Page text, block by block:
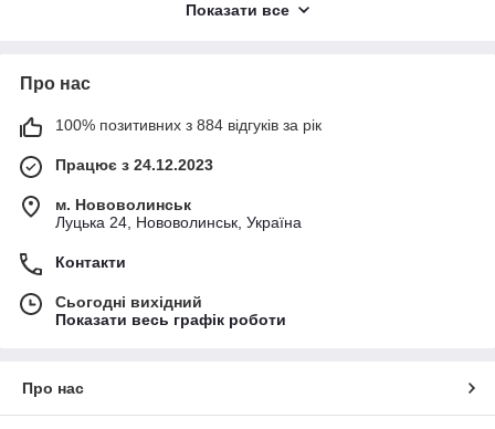
У цій категорії представлені вертикальні пилососи, класичні
прибирати пил, сміття, шерсть тварин і дрібні забруднення,
Обирайте вертикальні та побутові пилососи онлайн в HotBuy
та замовляйте потрібну техніку для прибирання з доставкою
по Україні.
Показати все
Про нас
100% позитивних з 884 відгуків за рік
Працює з 24.12.2023
м. Нововолинськ
Луцька 24, Нововолинськ, Україна
Контакти
Сьогодні вихідний
Показати весь графік роботи
Про нас